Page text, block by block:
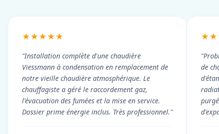
★★★★★
"Installation complète d'une chaudière
Viessmann à condensation en remplacement de
notre vieille chaudière atmosphérique. Le
chauffagiste a géré le raccordement gaz,
l'évacuation des fumées et la mise en service.
Dossier prime énergie inclus. Très professionnel."
de